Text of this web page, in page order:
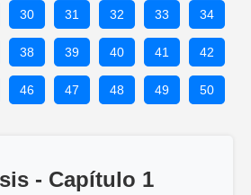
30 31 32 33 34
38 39 40 41 42
46 47 48 49 50
- Capítulo 1